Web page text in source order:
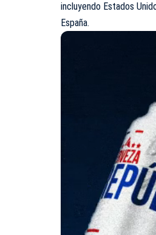
incluyendo Estados
España.